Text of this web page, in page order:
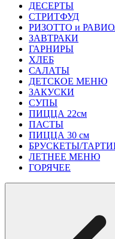
ДЕСЕРТЫ
СТРИТФУД
РИЗОТТО и
ЗАВТРАКИ
ГАРНИРЫ
ХЛЕБ
САЛАТЫ
ДЕТСКОЕ МЕНЮ
ЗАКУСКИ
СУПЫ
ПИЦЦА 22см
ПАСТЫ
ПИЦЦА 30 см
БРУСКЕТЫ/
ЛЕТНЕЕ МЕНЮ
ГОРЯЧЕЕ